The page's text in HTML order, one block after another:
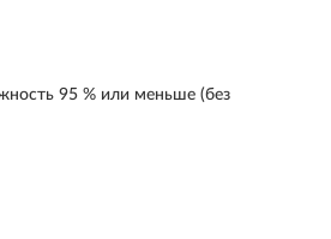
95 % или меньше (без